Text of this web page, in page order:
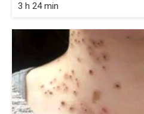
3 h 24 min